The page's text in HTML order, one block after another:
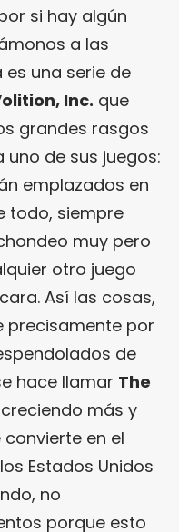
si hay algún
a las
es una serie de
Inc. que
grandes rasgos
de sus juegos:
emplazados en
todo, siempre
muy pero
otro juego
Así las cosas,
precisamente por
de
hace llamar The
más y
en el
Estados Unidos
no
porque esto